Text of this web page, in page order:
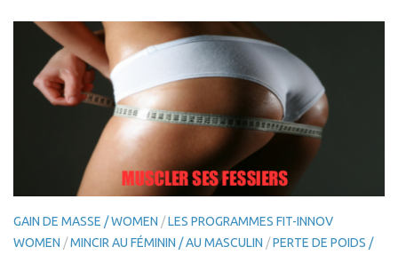
GAIN DE MASSE / WOMEN /LES PROGRAMMES FIT-INNOV
WOMEN /MINCIR AU FÉMININ / AU MASCULIN /PERTE DE POIDS /